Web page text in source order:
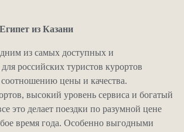
из Казани
из самых доступных и
российских туристов курортов
соотношению цены и качества.
высокий уровень сервиса и богатый
это делает поездки по разумной цене
время года. Особенно выгодными